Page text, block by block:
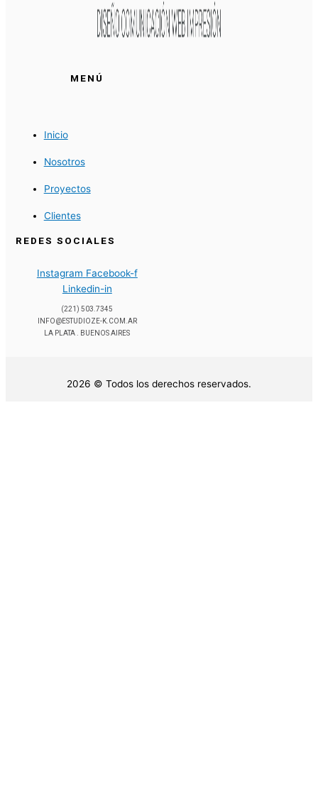
MENÚ
Inicio
Nosotros
Proyectos
Clientes
REDES SOCIALES
Instagram Facebook-f
Linkedin-in
(221) 503.7345
INFO@ESTUDIOZE-K.COM.AR
LA PLATA . BUENOS AIRES
2026 © Todos los derechos reservados.